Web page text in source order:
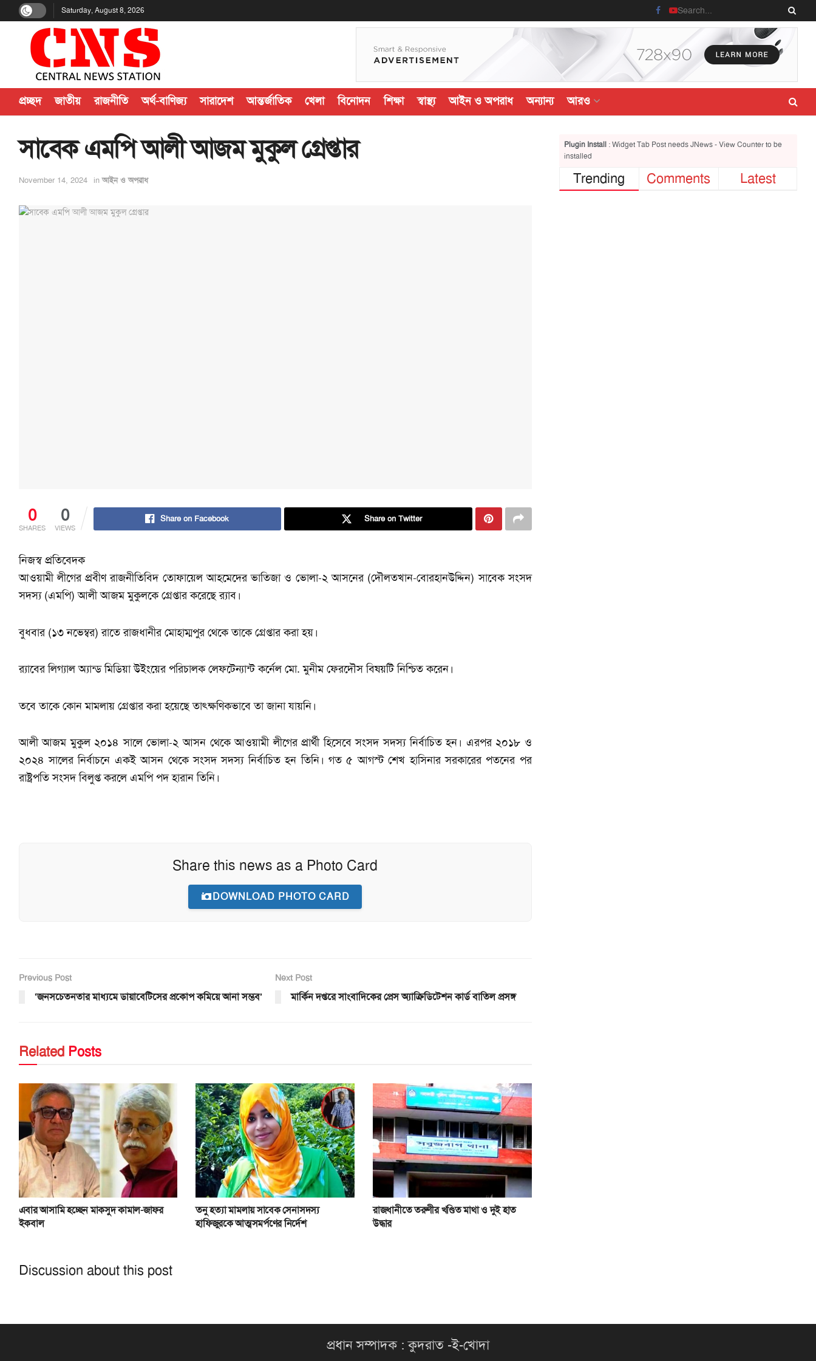
Saturday, August 8, 2026
প্রচ্ছদ জাতীয় রাজনীতি অর্থ-বাণিজ্য সারাদেশ আন্তর্জাতিক খেলা বিনোদন শিক্ষা স্বাস্থ্য আইন ও অপরাধ অন্যান্য আরও
সাবেক এমপি আলী আজম মুকুল গ্রেপ্তার
November 14, 2024 in আইন ও অপরাধ
0
SHARES
0
VIEWS
Share on Facebook Share on Twitter
নিজস্ব প্রতিবেদক
আওয়ামী লীগের প্রবীণ রাজনীতিবিদ তোফায়েল আহমেদের ভাতিজা ও ভোলা-২ আসনের (দৌলতখান-বোরহানউদ্দিন) সাবেক সংসদ
সদস্য (এমপি) আলী আজম মুকুলকে গ্রেপ্তার করেছে র‌্যাব।
বুধবার (১৩ নভেম্বর) রাতে রাজধানীর মোহাম্মপুর থেকে তাকে গ্রেপ্তার করা হয়।
র‌্যাবের লিগ্যাল অ্যান্ড মিডিয়া উইংয়ের পরিচালক লেফটেন্যান্ট কর্নেল মো. মুনীম ফেরদৌস বিষয়টি নিশ্চিত করেন।
তবে তাকে কোন মামলায় গ্রেপ্তার করা হয়েছে তাৎক্ষণিকভাবে তা জানা যায়নি।
আলী আজম মুকুল ২০১৪ সালে ভোলা-২ আসন থেকে আওয়ামী লীগের প্রার্থী হিসেবে সংসদ সদস্য নির্বাচিত হন। এরপর ২০১৮ ও
২০২৪ সালের নির্বাচনে একই আসন থেকে সংসদ সদস্য নির্বাচিত হন তিনি। গত ৫ আগস্ট শেখ হাসিনার সরকারের পতনের পর
রাষ্ট্রপতি সংসদ বিলুপ্ত করলে এমপি পদ হারান তিনি।
Share this news as a Photo Card
DOWNLOAD PHOTO CARD
Previous Post
‘জনসচেতনতার মাধ্যমে ডায়াবেটিসের প্রকোপ কমিয়ে আনা সম্ভব’
Next Post
মার্কিন দপ্তরে সাংবাদিকের প্রেস অ্যাক্রিডিটেশন কার্ড বাতিল প্রসঙ্গ
RelatedPosts
এবার আসামি হচ্ছেন মাকসুদ কামাল-জাফর
ইকবাল
তনু হত্যা মামলায় সাবেক সেনাসদস্য
হাফিজুরকে আত্মসমর্পণের নির্দেশ
রাজধানীতে তরুণীর খণ্ডিত মাথা ও দুই হাত
উদ্ধার
Discussion about this post
Plugin Install: Widget Tab Post needs JNews - View Counter to be
installed
Trending Comments Latest
প্রধান সম্পাদক : কুদরাত -ই-খোদা